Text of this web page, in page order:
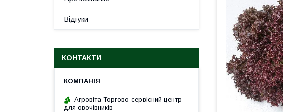
Відгуки
КОНТАКТИ
Агровіта Торгово-сервісний центр
для овочівників